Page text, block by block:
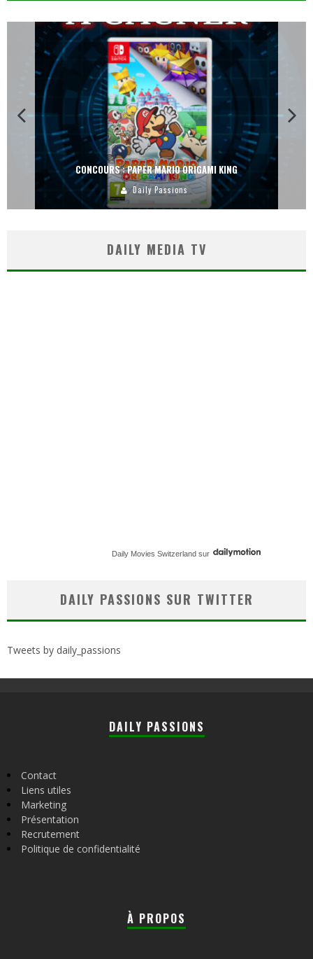
CONCOURS : DREAMS SUR PS4
Carlos Mühlig
DAILY MEDIA TV
Daily Movies Switzerland sur
DAILY PASSIONS SUR TWITTER
Tweets by daily_passions
DAILY PASSIONS
Contact
Liens utiles
Marketing
Présentation
Recrutement
Politique de confidentialité
À PROPOS